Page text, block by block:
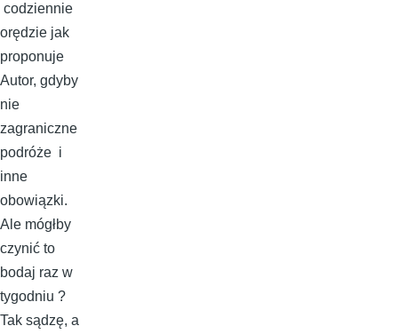
codziennie
orędzie jak
proponuje
Autor, gdyby
nie
zagraniczne
podróże i
inne
obowiązki.
Ale mógłby
czynić to
bodaj raz w
tygodniu ?
Tak sądzę, a